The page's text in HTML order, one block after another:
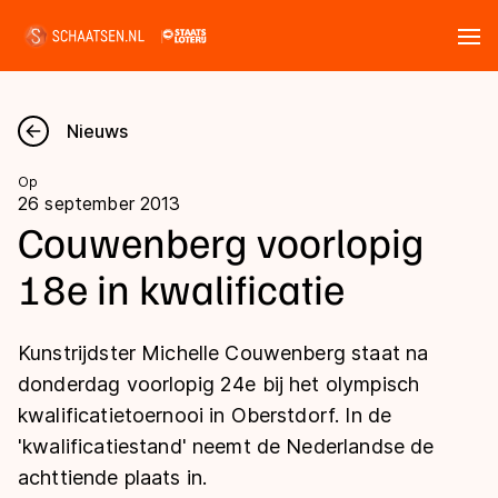
Nieuws
Kalender
Disciplines
Langebaan
Shorttrack
Inlineskaten
Uitslagen
Langebaan
Shorttrack
Marathon
Tijden & historie
Ranglijsten Langebaan
Nieuws
Op
26 september 2013
Couwenberg voorlopig
18e in kwalificatie
Kunstrijdster Michelle Couwenberg staat na
donderdag voorlopig 24e bij het olympisch
kwalificatietoernooi in Oberstdorf. In de
'kwalificatiestand' neemt de Nederlandse de
achttiende plaats in.